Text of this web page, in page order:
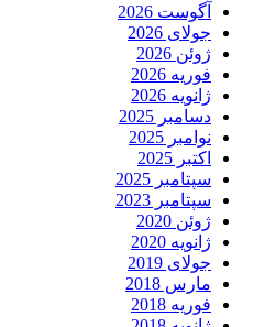
آگوست 2026
جولای 2026
ژوئن 2026
فوریه 2026
ژانویه 2026
دسامبر 2025
نوامبر 2025
اکتبر 2025
سپتامبر 2025
سپتامبر 2023
ژوئن 2020
ژانویه 2020
جولای 2019
مارس 2018
فوریه 2018